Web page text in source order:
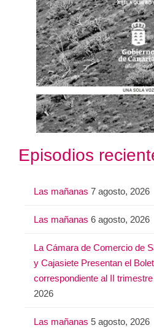
Episodios
Las mañanas 7 agosto, 2026
Las mañanas 6 agosto, 2026
La Cámara de Comercio de
y Cajasiete Presentan el
correspondiente al II
2026
Las mañanas 5 agosto, 2026